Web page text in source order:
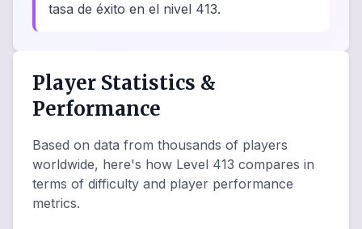
tasa de éxito en el nivel 413.
Player Statistics &
Performance
Based on data from thousands of players
worldwide, here's how Level 413 compares in
terms of difficulty and player performance
metrics.